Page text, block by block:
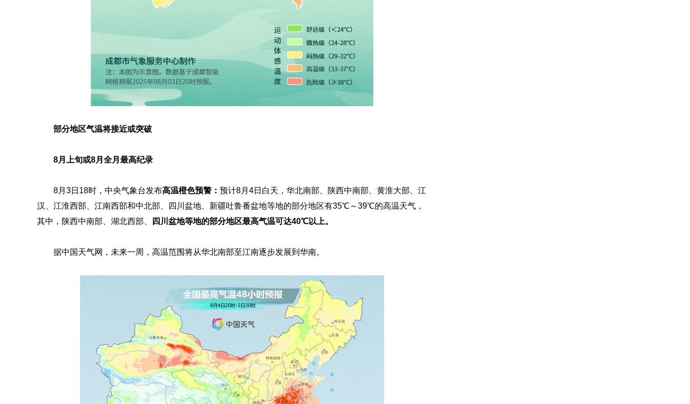
部分地区气温将接近或突破
8月上旬或8月全月最高纪录
8月3日18时，中央气象台发布高温橙色预警： 预计8月4日白天，华北南部、陕西中南部、黄淮大部、江
汉、江淮西部、江南西部和中北部、四川盆地、新疆吐鲁番盆地等地的部分地区有35℃～39℃的高温天气，
其中，陕西中南部、湖北西部、
四川盆地等地的部分地区最高气温可达40℃以上。
据中国天气网，未来一周，高温范围将从华北南部至江南逐步发展到华南。